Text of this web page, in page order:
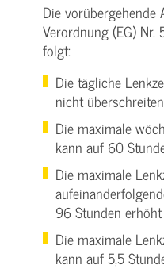
Die vorübergehende
Verordnung (EG)
folgt:
Die tägliche
nicht überschreiten
Die maximale
kann auf 60
Die maximale
96 Stunden
Die maximale
kann auf 5,5